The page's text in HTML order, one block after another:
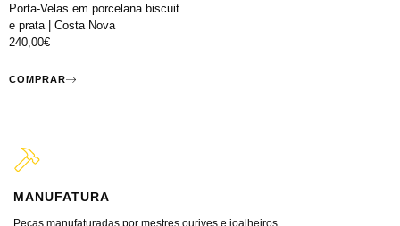
Porta-Velas em porcelana biscuit
e prata | Costa Nova
240,00€
COMPRAR
MANUFATURA
Peças manufaturadas por mestres ourives e joalheiros.